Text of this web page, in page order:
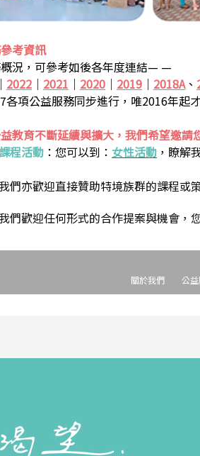
考資訊
況，可參考如後各年度連結— —
｜ 2022 ｜ 2021 ｜ 2020 ｜ 2019 ｜ 2018A、
各項公益服務同步進行，唯2016年起
教育不斷延續與擴大，我們希望邀請
程活動 ： 您可以到： 女性活動 ，瞭解
們亦歡迎直接贊助特境族群的課程或
們歡迎任何形式的合作提案與機會
關於我們 公